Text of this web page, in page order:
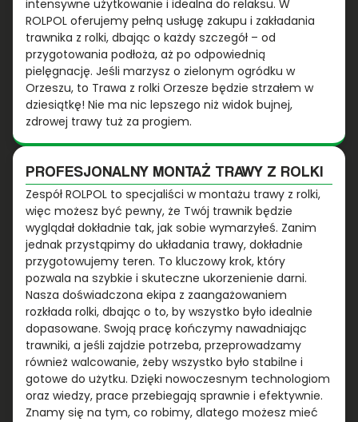
intensywne użytkowanie i idealna do relaksu. W
ROLPOL oferujemy pełną usługę zakupu i zakładania
trawnika z rolki, dbając o każdy szczegół – od
przygotowania podłoża, aż po odpowiednią
pielęgnację. Jeśli marzysz o zielonym ogródku w
Orzeszu, to Trawa z rolki Orzesze będzie strzałem w
dziesiątkę! Nie ma nic lepszego niż widok bujnej,
zdrowej trawy tuż za progiem.
PROFESJONALNY MONTAŻ TRAWY Z ROLKI
Zespół ROLPOL to specjaliści w montażu trawy z rolki,
więc możesz być pewny, że Twój trawnik będzie
wyglądał dokładnie tak, jak sobie wymarzyłeś. Zanim
jednak przystąpimy do układania trawy, dokładnie
przygotowujemy teren. To kluczowy krok, który
pozwala na szybkie i skuteczne ukorzenienie darni.
Nasza doświadczona ekipa z zaangażowaniem
rozkłada rolki, dbając o to, by wszystko było idealnie
dopasowane. Swoją pracę kończymy nawadniając
trawniki, a jeśli zajdzie potrzeba, przeprowadzamy
również walcowanie, żeby wszystko było stabilne i
gotowe do użytku. Dzięki nowoczesnym technologiom
oraz wiedzy, prace przebiegają sprawnie i efektywnie.
Znamy się na tym, co robimy, dlatego możesz mieć